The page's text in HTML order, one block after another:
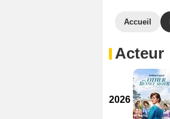
Accueil
Acteur
2026